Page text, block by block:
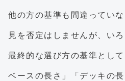
他の方の基準も間違ってい
見を否定はしませんが、い
最終的な選び方の基準とし
ベースの長さ」「デッキの